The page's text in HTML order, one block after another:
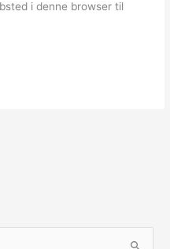
i denne browser til